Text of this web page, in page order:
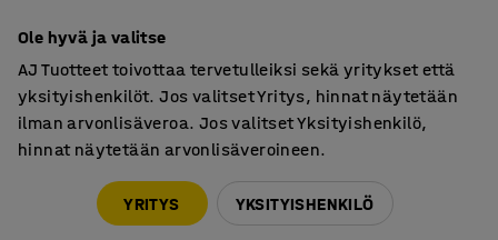
Ota yhteyttä
Ole hyvä ja valitse
AJ Tuotteet toivottaa tervetulleiksi sekä yritykset että
yksityishenkilöt. Jos valitset Yritys, hinnat näytetään
ilman arvonlisäveroa. Jos valitset Yksityishenkilö,
hinnat näytetään arvonlisäveroineen.
YRITYS YKSITYISHENKILÖ